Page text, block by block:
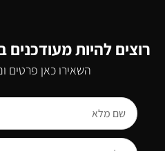
רוצים להיות
השאירו כאן פרטים